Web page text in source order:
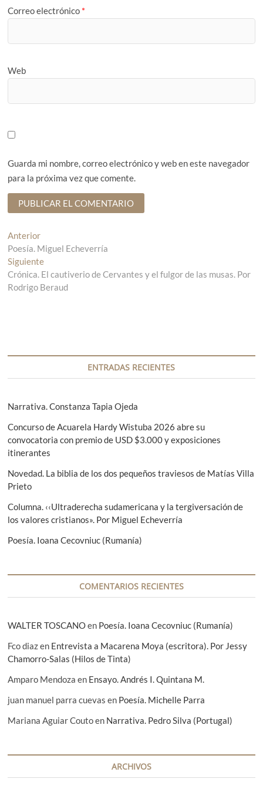
Correo electrónico *
Web
Guarda mi nombre, correo electrónico y web en este navegador
para la próxima vez que comente.
N
a
v
e
c
n
d
e
n
t
r
a
a
s
Anterior
n
t
r
a
r
o
:
Poesía. Miguel Echeverría
Siguiente
n
t
g
i
n
t
e
:
Crónica. El cautiverio de Cervantes y el fulgor de las musas. Por
Rodrigo Beraud
ENTRADAS RECIENTES
Narrativa. Constanza Tapia Ojeda
Concurso de Acuarela Hardy Wistuba 2026 abre su
convocatoria con premio de USD $3.000 y exposiciones
itinerantes
Novedad. La biblia de los dos pequeños traviesos de Matías Villa
Prieto
Columna. ‹‹Ultraderecha sudamericana y la tergiversación de
los valores cristianos». Por Miguel Echeverría
Poesía. Ioana Cecovniuc (Rumanía)
COMENTARIOS RECIENTES
WALTER TOSCANOen Poesía. Ioana Cecovniuc (Rumanía)
Fco diazen Entrevista a Macarena Moya (escritora). Por Jessy
Chamorro-Salas (Hilos de Tinta)
Amparo Mendoza en Ensayo. Andrés I. Quintana M.
juan manuel parra cuevas en Poesía. Michelle Parra
Mariana Aguiar Coutoen Narrativa. Pedro Silva (Portugal)
ARCHIVOS